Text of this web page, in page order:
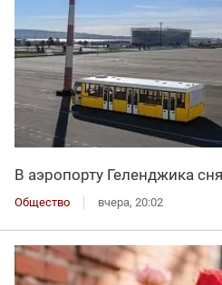
В аэропорту Геленджика
Общество вчера, 20:02